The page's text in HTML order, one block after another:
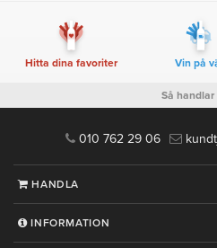
Hitta dina favoriter Vin på
Så handlar
010 762 29 06
HANDLA
INFORMATION